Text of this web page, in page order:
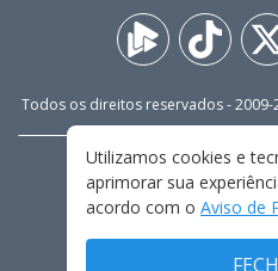
Todos os direitos reservados - 2009-
FALE
TERMOS E
Utilizamos cookies e
aprimorar sua
acordo com o Aviso de